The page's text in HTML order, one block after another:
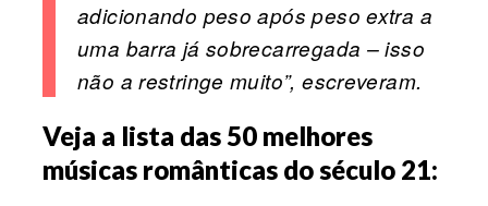
adicionando peso após peso extra a
uma barra já sobrecarregada – isso
não a restringe muito”, escreveram.
Veja a lista das 50 melhores
músicas românticas do século 21: